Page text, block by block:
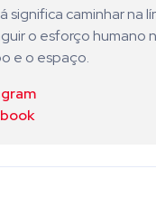
significa caminhar na
o esforço humano
e o espaço.